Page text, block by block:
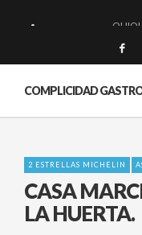
EL
COMPLICIDAD
2 ESTRELLAS MICHELIN
CASA
LA HUERTA.